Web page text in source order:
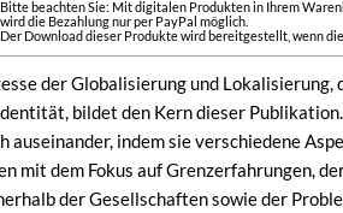
Bitte beachten Sie: Mit digitalen Produkten in Ihrem
wird die Bezahlung nur per PayPal möglich.
Der Download dieser Produkte wird bereitgestellt, wenn
der Globalisierung und Lokalisierung,
bildet den Kern dieser
indem sie verschiedene
dem Fokus auf Grenzerfahrungen,
der Gesellschaften sowie der